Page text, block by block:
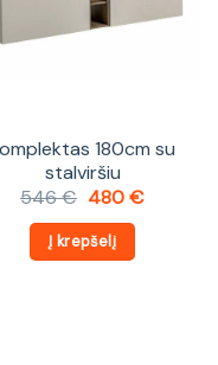
180cm su
stalviršiu
546€ Original
was:
546 €.
480€Current
Į krepšelį